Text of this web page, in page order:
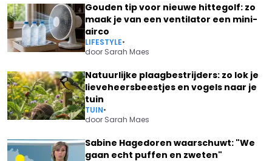
Gouden tip voor nieuwe hittegolf: zo
maak je van een ventilator een mini-
airco
LIFESTYLE•
door Sarah Maes
Natuurlijke plaagbestrijders: zo lok je
lieveheersbeestjes en vogels naar je
tuin
TUIN•
door Sarah Maes
Sabine Hagedoren waarschuwt: "We
gaan echt puffen en zweten"